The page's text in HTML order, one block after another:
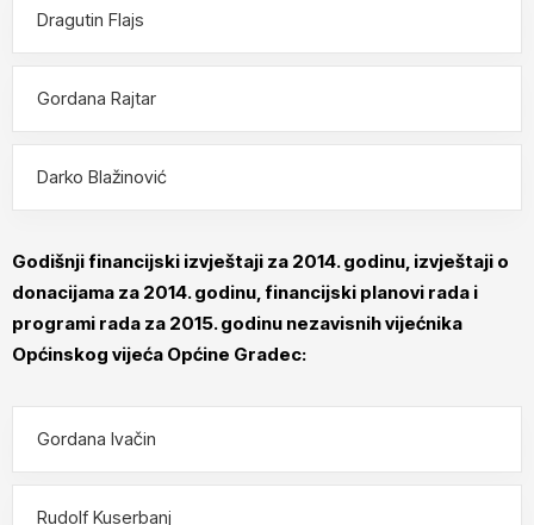
Dragutin Flajs
Gordana Rajtar
Darko Blažinović
Godišnji financijski izvještaji za 2014. godinu, izvještaji o
donacijama za 2014. godinu, financijski planovi rada i
programi rada za 2015. godinu nezavisnih vijećnika
Općinskog vijeća Općine Gradec:
Gordana Ivačin
Rudolf Kuserbanj